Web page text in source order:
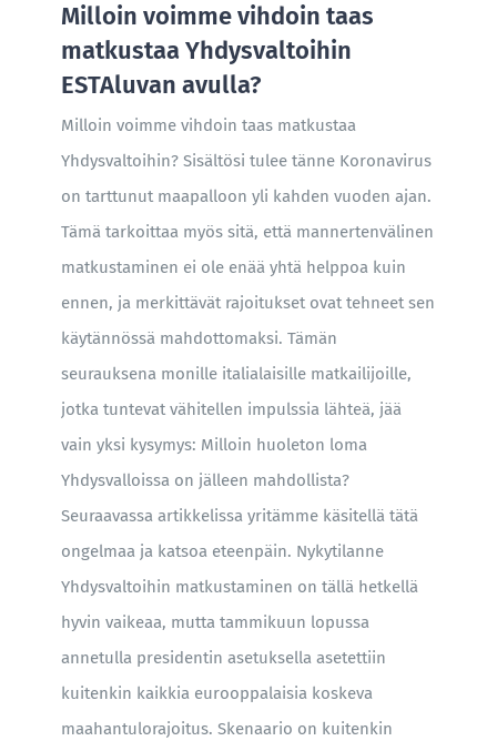
Milloin voimme vihdoin taas
matkustaa Yhdysvaltoihin
ESTAluvan avulla?
Milloin voimme vihdoin taas matkustaa
Yhdysvaltoihin? Sisältösi tulee tänne Koronavirus
on tarttunut maapalloon yli kahden vuoden ajan.
Tämä tarkoittaa myös sitä, että mannertenvälinen
matkustaminen ei ole enää yhtä helppoa kuin
ennen, ja merkittävät rajoitukset ovat tehneet sen
käytännössä mahdottomaksi. Tämän
seurauksena monille italialaisille matkailijoille,
jotka tuntevat vähitellen impulssia lähteä, jää
vain yksi kysymys: Milloin huoleton loma
Yhdysvalloissa on jälleen mahdollista?
Seuraavassa artikkelissa yritämme käsitellä tätä
ongelmaa ja katsoa eteenpäin. Nykytilanne
Yhdysvaltoihin matkustaminen on tällä hetkellä
hyvin vaikeaa, mutta tammikuun lopussa
annetulla presidentin asetuksella asetettiin
kuitenkin kaikkia eurooppalaisia koskeva
maahantulorajoitus. Skenaario on kuitenkin